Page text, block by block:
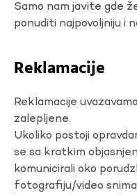
Samo nam javite gde
ponuditi najpovoljniju i
Reklamacije
Reklamacije
zalepljene.
Ukoliko postoji
se sa kratkim
komunicirali oko
fotografiju/video